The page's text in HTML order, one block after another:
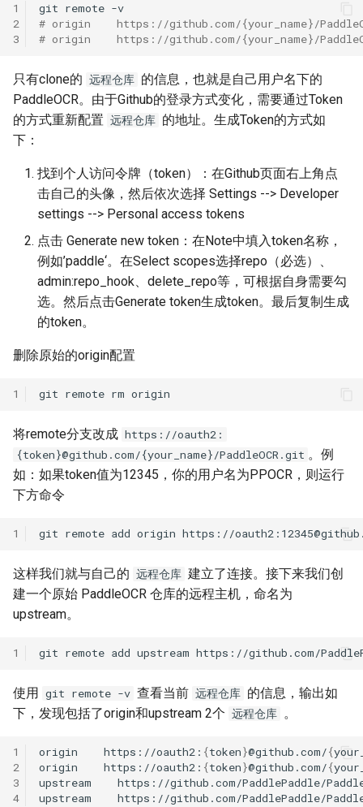
1
2
3
git remote
# origin    https://github.com/{your_name}/
# origin    https://github.com/{your_name}/
只有clone的 远程仓库 的信息，也就是自己用户名下的
PaddleOCR。由于Github的登录方式变化，需要通过Token
的方式重新配置 远程仓库 的地址。生成Token的方式如
下：
找到个人访问令牌（token）：在Github页面右上角点
击自己的头像，然后依次选择 Settings --> Developer
settings --> Personal access tokens
点击 Generate new token：在Note中填入token名称，
例如’paddle‘。在Select scopes选择repo（必选）、
admin:repo_hook、delete_repo等，可根据自身需要勾
选。然后点击Generate token生成token。最后复制生成
的token。
删除原始的origin配置
1 git remote rm
将remote分支改成 https://oauth2:
{token}@github.com/{your_name}/PaddleOCR.git 。例
如：如果token值为12345，你的用户名为PPOCR，则运行
下方命令
1 git remote add origin
这样我们就与自己的 远程仓库 建立了连接。接下来我们创
建一个原始 PaddleOCR 仓库的远程主机，命名为
upstream。
1 git remote add upstream
使用 git remote -v 查看当前 远程仓库 的信息，输出如
下，发现包括了origin和upstream 2个 远程仓库 。
1
2
3
4
origin https://oauth2: {token}@github.com/{
origin
https://oauth2: {token}@github.com/{
upstream
https://github.com/PaddlePaddle/
upstream
https://github.com/PaddlePaddle/